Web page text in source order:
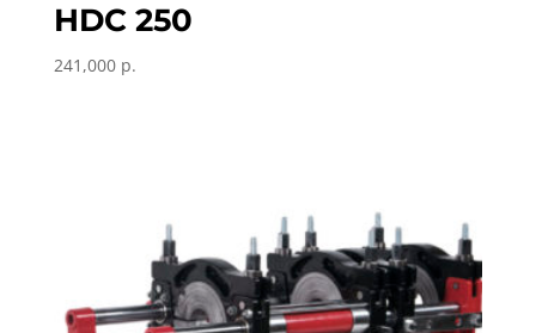
HDC 250
241,000 р.